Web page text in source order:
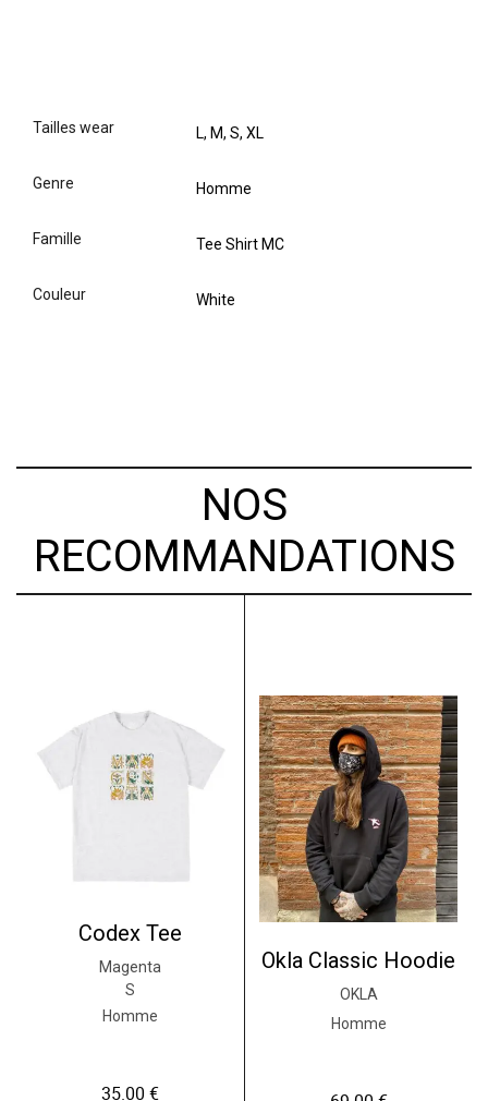
tailles wear L, M, S, XL
genre Homme
famille Tee Shirt MC
couleur White
NOS
RECOMMANDATIONS
Codex Tee
Magenta
S
Homme
35.00 €
Okla Classic Hoodie
OKLA
Homme